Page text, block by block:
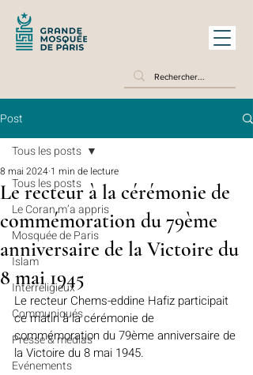
Post
Tous les posts
Le Coran m’a appris
Mosquée de Paris
Islam
Interreligieux
Communiqués
Presse & médias
Evénements
Tous les posts
Le recteur à la cérémonie de
commémoration du 79ème
anniversaire de la Victoire du
8 mai 1945
8 mai 2024 1 min de lecture
Le recteur Chems-eddine Hafiz participait
ce matin à la cérémonie de
commémoration du 79ème anniversaire de
la Victoire du 8 mai 1945.